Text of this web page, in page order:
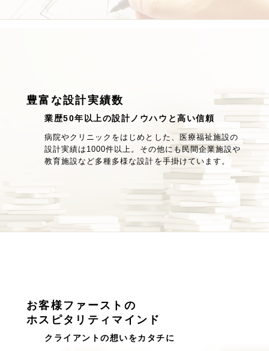
豊富な設計実績数
業歴50年以上の設計ノウハウと高い信頼
病院やクリニックをはじめとした、医療福祉施設の
設計実績は1000件以上。その他にも民間企業施設や
教育施設など多種多様な設計を手掛けています。
お客様ファーストの
ホスピタリティマインド
クライアントの想いをカタチに